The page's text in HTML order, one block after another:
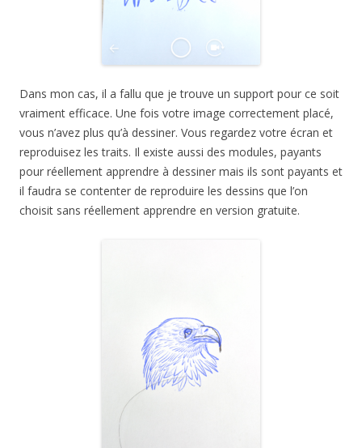
Dans mon cas, il a fallu que je trouve un support pour ce soit
vraiment efficace. Une fois votre image correctement placé,
vous n’avez plus qu’à dessiner. Vous regardez votre écran et
reproduisez les traits. Il existe aussi des modules, payants
pour réellement apprendre à dessiner mais ils sont payants et
il faudra se contenter de reproduire les dessins que l’on
choisit sans réellement apprendre en version gratuite.